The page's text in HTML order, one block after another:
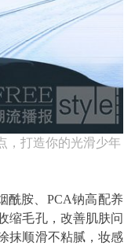
，打造你的光滑少年
酰胺、PCA钠高配养
缩毛孔，改善肌肤问
抹顺滑不粘腻，妆感